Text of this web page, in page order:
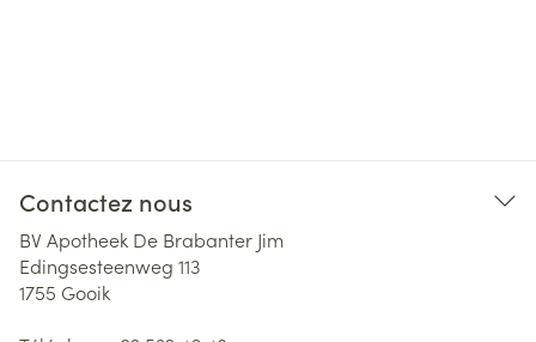
Contactez nous
BV Apotheek De Brabanter Jim
Edingsesteenweg 113
1755 Gooik